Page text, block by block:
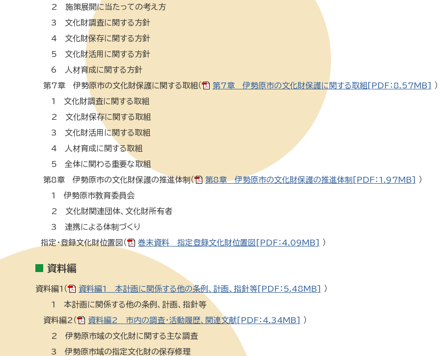
2 施策展開に当たっての考え方
3 文化財調査に関する方針
4 文化財保存に関する方針
5 文化財活用に関する方針
6 人材育成に関する方針
第7章 伊勢原市の文化財保護に関する取組（
第7章 伊勢原市の文化財保護に関する取組[PDF：8.57MB]
）
1 文化財調査に関する取組
2 文化財保存に関する取組
3 文化財活用に関する取組
4 人材育成に関する取組
5 全体に関わる重要な取組
第8章 伊勢原市の文化財保護の推進体制（
第8章 伊勢原市の文化財保護の推進体制[PDF：1.97MB]
）
1 伊勢原市教育委員会
2 文化財関連団体、文化財所有者
3 連携による体制づくり
指定・登録文化財位置図（
巻末資料 指定登録文化財位置図[PDF：4.09MB] ）
資料編
資料編1（ 資料編1 本計画に関係する他の条例、計画、指針等[PDF：5.48MB]
）
1 本計画に関係する他の条例、計画、指針等
資料編2（
資料編2 市内の調査・活動履歴、関連文献[PDF：4.34MB]
）
2 伊勢原市域の文化財に関する主な調査
3 伊勢原市域の指定文化財の保存修理